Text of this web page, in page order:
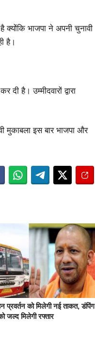
क्योंकि भाजपा ने अपनी चुनावी
है।
है। उम्मीदवारों द्वारा
मुकाबला इस बार भाजपा और
प्रवर्तन को मिलेगी नई ताकत, डंपिंग
को जल्द मिलेगी रफ्तार